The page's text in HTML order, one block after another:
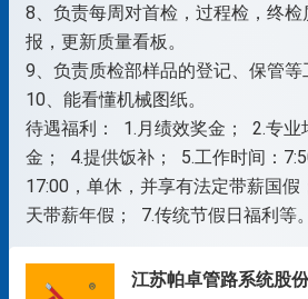
8、负责每周对首检，过程检，终
报，更新质量看板。
9、负责质检部样品的登记、保管等
10、能看懂机械图纸。
待遇福利： 1.月绩效奖金； 2.专业
金； 4.提供饭补； 5.工作时间：
17:00，单休，并享有法定带薪国
天带薪年假； 7.传统节假日福利等。
江苏帕卓管路系统股